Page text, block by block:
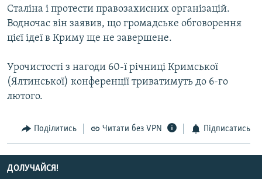
Сталіна і протести правозахисних організацій.
Водночас він заявив, що громадське обговорення
цієї ідеї в Криму ще не завершене.
Урочистості з нагоди 60-ї річниці Кримської
(Ялтинської) конференції триватимуть до 6-го
лютого.
Поділитись Читати без VPN Підписатись
ДОЛУЧАЙСЯ!